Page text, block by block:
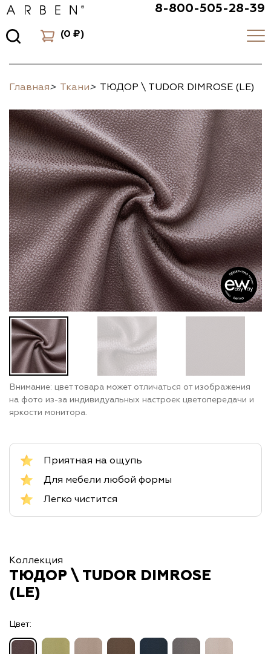
8-800-505-28-39
(0 ₽)
Главная> Ткани> ТЮДОР \ TUDOR DIMROSE (LE)
Внимание: цвет товара может отличаться от изображения
на фото из-за индивидуальных настроек цветопередачи и
яркости монитора.
Приятная на ощупь
Для мебели любой формы
Легко чистится
Коллекция
ТЮДОР \ TUDOR DIMROSE
(LE)
Цвет: